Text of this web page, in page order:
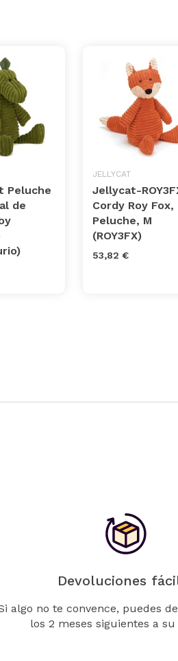
Peluche
de
JELLYCAT
Jellycat-
Cordy Roy Fox,
Peluche, M
(ROY3FX)
53,82 €
Devoluciones
algo no te convence, puedes
los 2 meses siguientes a